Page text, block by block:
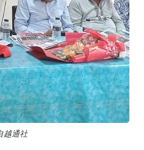
越通社